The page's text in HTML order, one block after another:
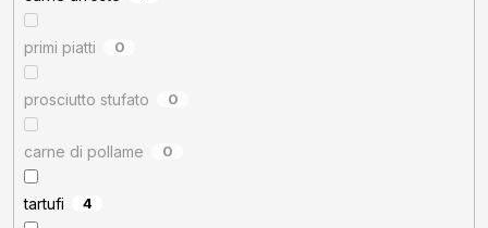
primi piatti 0
prosciutto stufato 0
carne di pollame 0
tartufi 4